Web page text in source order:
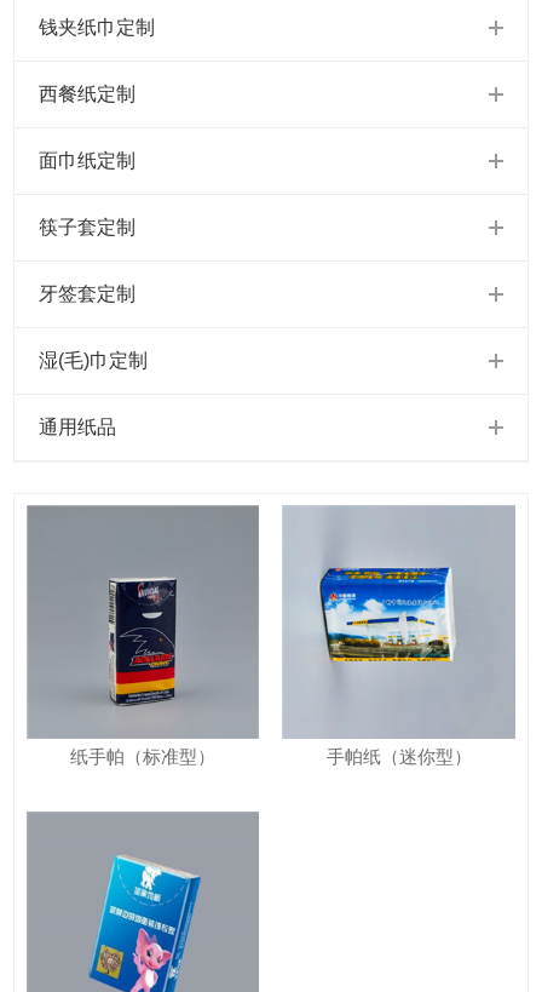
钱夹纸巾定制
西餐纸定制
面巾纸定制
筷子套定制
牙签套定制
湿(毛)巾定制
通用纸品
纸手帕（标准型） 手帕纸（迷你型）